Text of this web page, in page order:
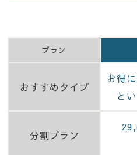
プラン
おすすめタイプ
分割プラン
お得
と